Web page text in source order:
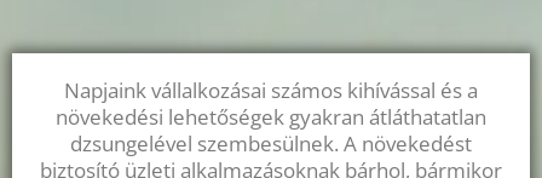
Napjaink vállalkozásai számos kihívással és a
növekedési lehetőségek gyakran átláthatatlan
dzsungelével szembesülnek. A növekedést
biztosító üzleti alkalmazásoknak bárhol, bármikor